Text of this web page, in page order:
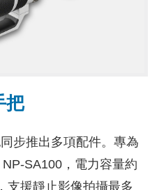
把
步推出多項配件。專為
SA100，電力容量約
支援靜止影像拍攝最多